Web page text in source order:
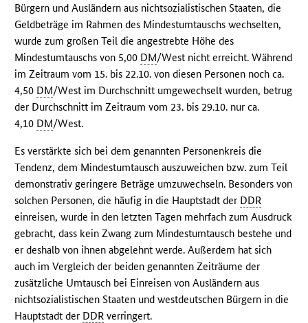
Bürgern und Ausländern aus nichtsozialistischen Staaten, die
Geldbeträge im Rahmen des Mindestumtauschs wechselten,
wurde zum großen Teil die angestrebte Höhe des
Mindestumtauschs von 5,00 DM/West nicht erreicht. Während
im Zeitraum vom 15. bis 22.10. von diesen Personen noch ca.
4,50 DM/West im Durchschnitt umgewechselt wurden, betrug
der Durchschnitt im Zeitraum vom 23. bis 29.10. nur ca.
4,10 DM/West.
Es verstärkte sich bei dem genannten Personenkreis die
Tendenz, dem Mindestumtausch auszuweichen bzw. zum Teil
demonstrativ geringere Beträge umzuwechseln. Besonders von
solchen Personen, die häufig in die Hauptstadt der DDR
einreisen, wurde in den letzten Tagen mehrfach zum Ausdruck
gebracht, dass kein Zwang zum Mindestumtausch bestehe und
er deshalb von ihnen abgelehnt werde. Außerdem hat sich
auch im Vergleich der beiden genannten Zeiträume der
zusätzliche Umtausch bei Einreisen von Ausländern aus
nichtsozialistischen Staaten und westdeutschen Bürgern in die
Hauptstadt der DDR verringert.